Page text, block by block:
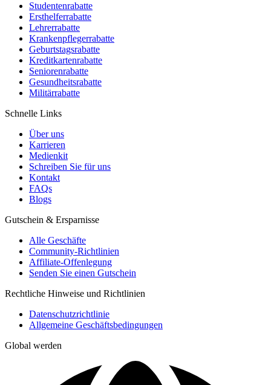
Studentenrabatte
Ersthelferrabatte
Lehrerrabatte
Krankenpflegerrabatte
Geburtstagsrabatte
Kreditkartenrabatte
Seniorenrabatte
Gesundheitsrabatte
Militärrabatte
Schnelle Links
Über uns
Karrieren
Medienkit
Schreiben Sie für uns
Kontakt
FAQs
Blogs
Gutschein & Ersparnisse
Alle Geschäfte
Community-Richtlinien
Affiliate-Offenlegung
Senden Sie einen Gutschein
Rechtliche Hinweise und Richtlinien
Datenschutzrichtlinie
Allgemeine Geschäftsbedingungen
Global werden